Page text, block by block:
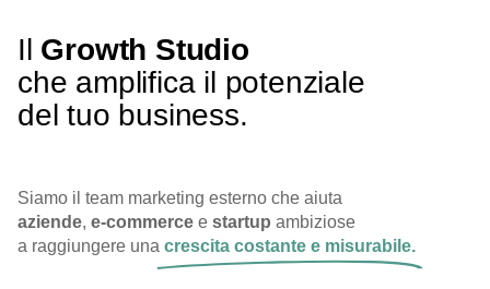
Il Growth Studio
che amplifica il potenziale
del tuo business.
Siamo il team marketing esterno che aiuta
aziende, e-commerce e startup ambiziose
a raggiungere una crescita costante e misurabile.
a raggiungere una